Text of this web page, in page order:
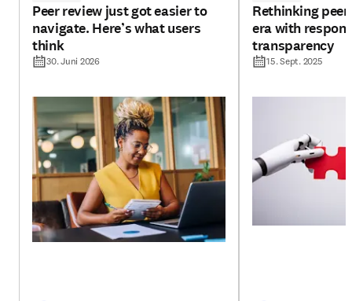
Peer review just got easier to
navigate. Here’s what users
think
30. Juni 2026
Rethinking
era with
transparency
15. Sept. 2025